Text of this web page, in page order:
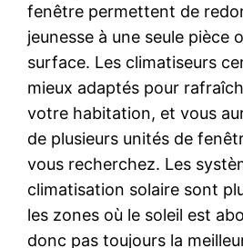
fenêtre permettent de
jeunesse à une seule pièce
surface. Les climatiseurs
mieux adaptés pour
votre habitation, et vous
de plusieurs unités de
vous recherchez. Les
climatisation solaire sont
les zones où le soleil est
donc pas toujours la